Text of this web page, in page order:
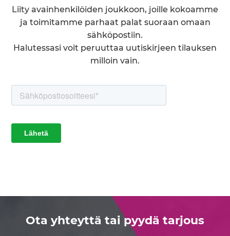
Liity avainhenkilöiden joukkoon, joille kokoamme
ja toimitamme parhaat palat suoraan omaan
sähköpostiin.
Halutessasi voit peruuttaa uutiskirjeen tilauksen
milloin vain.
Ota yhteyttä tai pyydä tarjous